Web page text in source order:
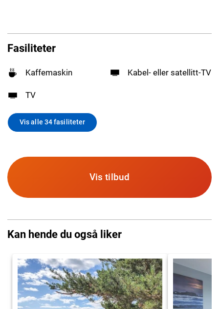
Fasiliteter
Kaffemaskin Kabel- eller satellitt-TV
TV
Vis alle 34 fasiliteter
Vis tilbud
Kan hende du også liker